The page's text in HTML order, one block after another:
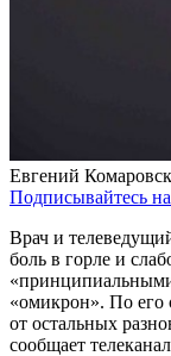
Евгений
Подписывайтесь
Врач и
боль в горле и
«омикрон». По его
от остальных
сообщает